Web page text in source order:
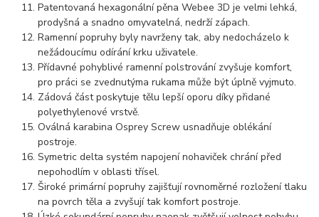
Patentovaná hexagonální pěna Webee 3D je velmi lehká,
prodyšná a snadno omyvatelná, nedrží zápach.
Ramenní popruhy byly navrženy tak, aby nedocházelo k
nežádoucímu odírání krku uživatele.
Přídavné pohyblivé ramenní polstrování zvyšuje komfort,
pro práci se zvednutýma rukama může být úplně vyjmuto.
Zádová část poskytuje tělu lepší oporu díky přidané
polyethylenové vrstvě.
Oválná karabina Osprey Screw usnadňuje oblékání
postroje.
Symetric delta systém napojení nohaviček chrání před
nepohodlím v oblasti třísel.
Široké primární popruhy zajišťují rovnoměrné rozložení tlaku
na povrch těla a zvyšují tak komfort postroje.